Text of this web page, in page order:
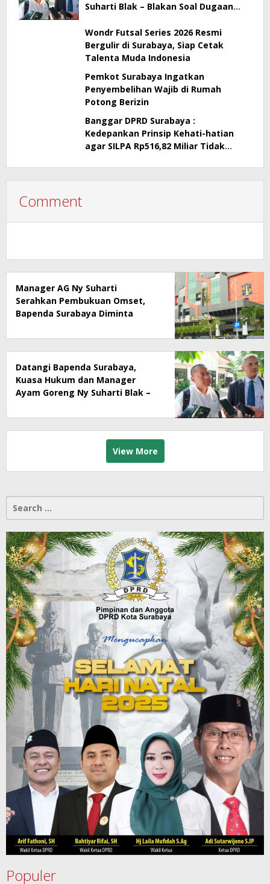
Suharti Blak – Blakan Soal Dugaan
Wondr Futsal Series 2026 Resmi
Bergulir di Surabaya, Siap Cetak
Talenta Muda Indonesia
Pemkot Surabaya Ingatkan
Penyembelihan Wajib di Rumah
Potong Berizin
Banggar DPRD Surabaya :
Kedepankan Prinsip Kehati-hatian
agar SILPA Rp516,82 Miliar Tidak
Comment
Manager AG Ny Suharti
Serahkan Pembukuan Omset,
Bapenda Surabaya Diminta
Datangi Bapenda Surabaya,
Kuasa Hukum dan Manager
Ayam Goreng Ny Suharti Blak –
Penyimpangan Pajak
View More
Search
for:
Populer